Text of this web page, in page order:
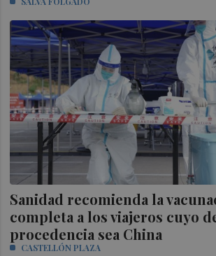
Sanidad recomienda la
completa a los viajeros cuyo
procedencia sea China
CASTELLÓN PLAZA